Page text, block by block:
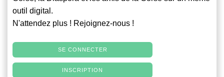
outil digital.
N'attendez plus ! Rejoignez-nous !
SE CONNECTER
INSCRIPTION